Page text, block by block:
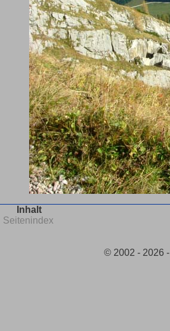
Inhalt
Seitenindex
© 2002 - 2026 -